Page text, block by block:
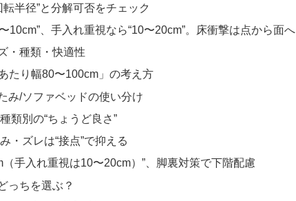
半径”と分解可否をチェック
10cm”、手入れ重視なら“10〜20cm”。床衝撃は点から面へ
・種類・快適性
たり幅80〜100cm」の考え方
み/ソファベッドの使い分け
類別の“ちょうど良さ”
・ズレは“接点”で抑える
手入れ重視は10〜20cm）”、脚裏対策で下階配慮
っちを選ぶ？